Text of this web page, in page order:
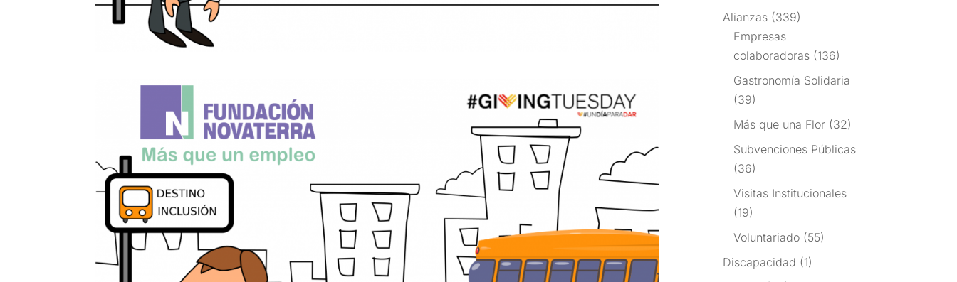
Alianzas (339)
Empresas
colaboradoras (136)
Gastronomía Solidaria
(39)
Más que una Flor (32)
Subvenciones Públicas
(36)
Visitas Institucionales
(19)
Voluntariado (55)
Discapacidad (1)